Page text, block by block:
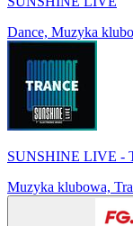
Dance, Muzyka
SUNSHINE LIVE -
Muzyka klubowa,